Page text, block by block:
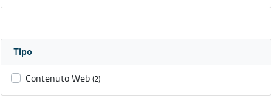
Tipo
Contenuto Web (2)